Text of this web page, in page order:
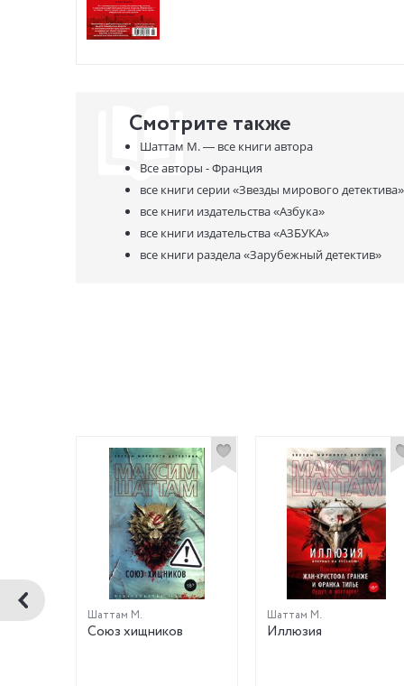
Смотрите также
Шаттам М. — все книги автора
Все авторы - Франция
все книги серии«Звезды мирового детектива»
все книги издательства«Азбука»
все книги издательства«АЗБУКА»
все книги раздела«Зарубежный детектив»
Шаттам М.
Союз хищников
Шаттам М.
Иллюзия